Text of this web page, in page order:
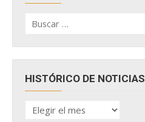
por:
HISTÓRICO DE NOTICIAS
HISTÓRICO
DE